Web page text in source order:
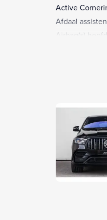
Active
Afdaal
Airbag(s) hoofd
Airco
Airco
Alarm klasse
Alarmsysteem
AMG-styling